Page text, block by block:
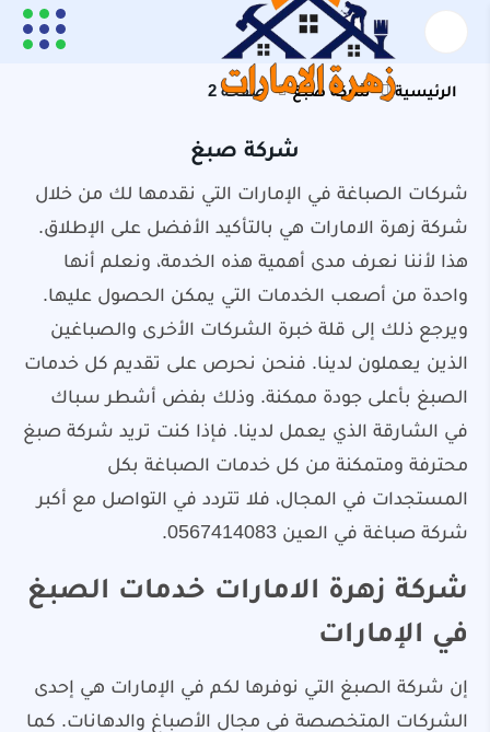
الرئيسية شركة صبغ صفحة 2
شركة صبغ
شركات الصباغة في الإمارات التي نقدمها لك من خلال
شركة زهرة الامارات هي بالتأكيد الأفضل على الإطلاق.
هذا لأننا نعرف مدى أهمية هذه الخدمة، ونعلم أنها
واحدة من أصعب الخدمات التي يمكن الحصول عليها.
ويرجع ذلك إلى قلة خبرة الشركات الأخرى والصباغين
الذين يعملون لدينا. فنحن نحرص على تقديم كل خدمات
الصبغ بأعلى جودة ممكنة. وذلك بفض أشطر سباك
في الشارقة الذي يعمل لدينا. فإذا كنت تريد شركة صبغ
محترفة ومتمكنة من كل خدمات الصباغة بكل
المستجدات في المجال، فلا تتردد في التواصل مع أكبر
شركة صباغة في العين 0567414083.
شركة زهرة الامارات خدمات الصبغ
في الإمارات
إن شركة الصبغ التي نوفرها لكم في الإمارات هي إحدى
الشركات المتخصصة في مجال الأصباغ والدهانات. كما